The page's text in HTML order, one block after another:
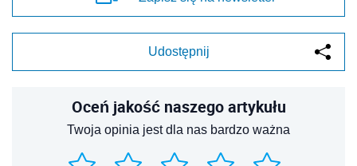
Udostępnij
Oceń jakość naszego artykułu
Twoja opinia jest dla nas bardzo ważna